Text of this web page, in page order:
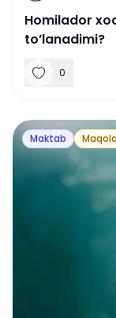
Homilador
to’lanadimi?
0
Maktab